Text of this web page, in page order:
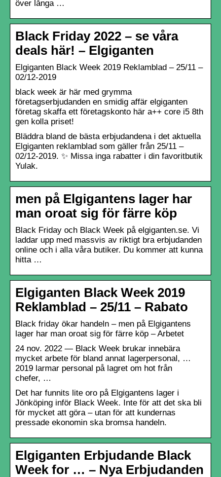
över långa …
Black Friday 2022 – se våra
deals här! – Elgiganten
Elgiganten Black Week 2019 Reklamblad – 25/11 –
02/12-2019
black week är här med grymma
företagserbjudanden en smidig affär elgiganten
företag skaffa ett företagskonto här a++ core i5 8th
gen kolla priset!
Bläddra bland de bästa erbjudandena i det aktuella
Elgiganten reklamblad som gäller från 25/11 –
02/12-2019. ✨ Missa inga rabatter i din favoritbutik
Yulak.
men på Elgigantens lager har
man oroat sig för färre köp
Black Friday och Black Week på elgiganten.se. Vi
laddar upp med massvis av riktigt bra erbjudanden
online och i alla våra butiker. Du kommer att kunna
hitta …
Elgiganten Black Week 2019
Reklamblad – 25/11 – Rabato
Black friday ökar handeln – men på Elgigantens
lager har man oroat sig för färre köp – Arbetet
24 nov. 2022 — Black Week brukar innebära
mycket arbete för bland annat lagerpersonal, …
2019 larmar personal på lagret om hot från
chefer, …
Det har funnits lite oro på Elgigantens lager i
Jönköping inför Black Week. Inte för att det ska bli
för mycket att göra – utan för att kundernas
pressade ekonomin ska bromsa handeln.
Elgiganten Erbjudande Black
Week for … – Nya Erbjudanden